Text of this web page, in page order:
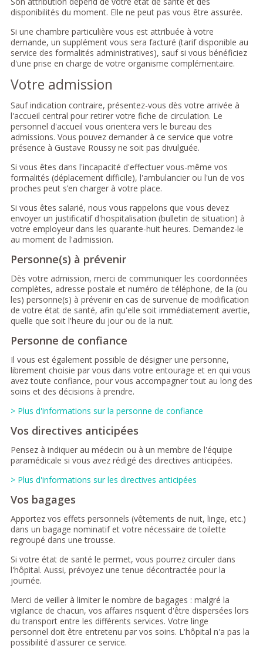
disponibilités du moment. Elle ne peut pas vous être assurée.
Si une chambre particulière vous est attribuée à votre
demande, un supplément vous sera facturé (tarif disponible au
service des formalités administratives), sauf si vous bénéficiez
d'une prise en charge de votre organisme complémentaire.
Votre admission
Sauf indication contraire, présentez-vous dès votre arrivée à
l'accueil central pour retirer votre fiche de circulation. Le
personnel d'accueil vous orientera vers le bureau des
admissions. Vous pouvez demander à ce service que votre
présence à Gustave Roussy ne soit pas divulguée.
Si vous êtes dans l'incapacité d'effectuer vous-même vos
formalités (déplacement difficile), l'ambulancier ou l'un de vos
proches peut s’en charger à votre place.
Si vous êtes salarié, nous vous rappelons que vous devez
envoyer un justificatif d'hospitalisation (bulletin de situation) à
votre employeur dans les quarante-huit heures. Demandez-le
au moment de l'admission.
Personne(s) à prévenir
Dès votre admission, merci de communiquer les coordonnées
complètes, adresse postale et numéro de téléphone, de la (ou
les) personne(s) à prévenir en cas de survenue de modification
de votre état de santé, afin qu'elle soit immédiatement avertie,
quelle que soit l'heure du jour ou de la nuit.
Personne de confiance
Il vous est également possible de désigner une personne,
librement choisie par vous dans votre entourage et en qui vous
avez toute confiance, pour vous accompagner tout au long des
soins et des décisions à prendre.
> Plus d'informations sur la personne de confiance
Vos directives anticipées
Pensez à indiquer au médecin ou à un membre de l'équipe
paramédicale si vous avez rédigé des directives anticipées.
> Plus d'informations sur les directives anticipées
Vos bagages
Apportez vos effets personnels (vêtements de nuit, linge, etc.)
dans un bagage nominatif et votre nécessaire de toilette
regroupé dans une trousse.
Si votre état de santé le permet, vous pourrez circuler dans
l'hôpital. Aussi, prévoyez une tenue décontractée pour la
journée.
Merci de veiller à limiter le nombre de bagages : malgré la
vigilance de chacun, vos affaires risquent d'être dispersées lors
du transport entre les différents services. Votre linge
personnel doit être entretenu par vos soins. L'hôpital n'a pas la
possibilité d'assurer ce service.